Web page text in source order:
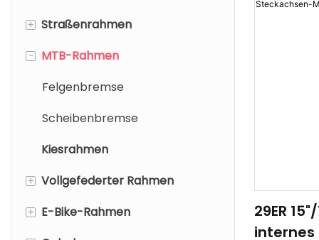
+ Straßenrahmen
Felgenbremse
Scheibenbremse
-
MTB-Rahmen
Felgenbremse
Scheibenbremse
Kiesrahmen
+ Vollgefederter Rahmen
XC-Rahmen
+ E-Bike-Rahmen
29ER
internes